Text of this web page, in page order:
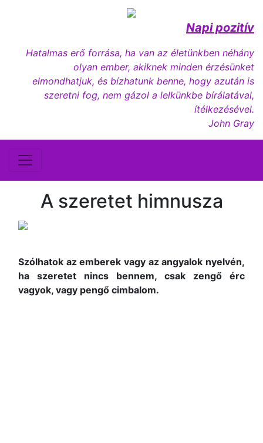
Napi pozitív
Hatalmas erő forrása, ha van az életünkben néhány
olyan ember, akiknek minden érzésünket
elmondhatjuk, és bízhatunk benne, hogy azután is
szeretni fog, nem gázol a lelkünkbe bírálatával,
ítélkezésével.
John Gray
A szeretet himnusza
Szólhatok az emberek vagy az angyalok nyelvén,
ha szeretet nincs bennem, csak zengő érc
vagyok, vagy pengő cimbalom.